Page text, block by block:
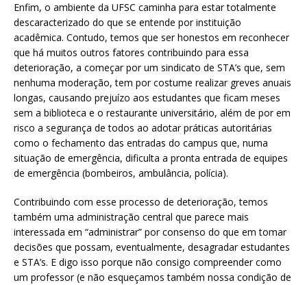
Enfim, o ambiente da UFSC caminha para estar totalmente
descaracterizado do que se entende por instituição
acadêmica. Contudo, temos que ser honestos em reconhecer
que há muitos outros fatores contribuindo para essa
deterioração, a começar por um sindicato de STA’s que, sem
nenhuma moderação, tem por costume realizar greves anuais
longas, causando prejuízo aos estudantes que ficam meses
sem a biblioteca e o restaurante universitário, além de por em
risco a segurança de todos ao adotar práticas autoritárias
como o fechamento das entradas do campus que, numa
situação de emergência, dificulta a pronta entrada de equipes
de emergência (bombeiros, ambulância, polícia).
Contribuindo com esse processo de deterioração, temos
também uma administração central que parece mais
interessada em “administrar” por consenso do que em tomar
decisões que possam, eventualmente, desagradar estudantes
e STA’s. E digo isso porque não consigo compreender como
um professor (e não esqueçamos também nossa condição de